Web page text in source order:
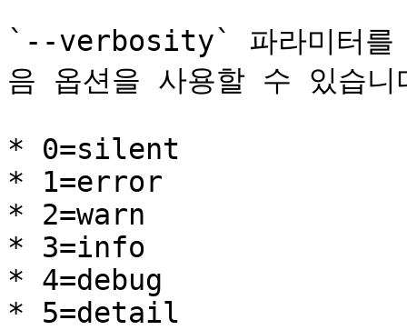
`--verbosity` 파라미터를
음 옵션을 사용할 수 있습
* 0=silent
* 1=error
* 2=warn
* 3=info
* 4=debug
* 5=detail